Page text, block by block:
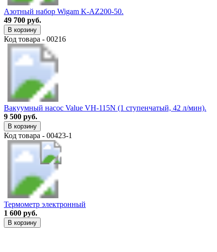
Азотный набор Wigam K-AZ200-50.
49 700 руб.
В корзину
Код товара - 00216
Вакуумный насос Value VH-115N (1 ступенчатый, 42 л/мин).
9 500 руб.
В корзину
Код товара - 00423-1
Термометр электронный
1 600 руб.
В корзину